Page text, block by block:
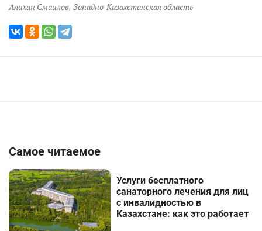
Алихан Смаилов, Западно-Казахстанская область
Самое читаемое
Услуги бесплатного
санаторного лечения для лиц
с инвалидностью в
Казахстане: как это работает